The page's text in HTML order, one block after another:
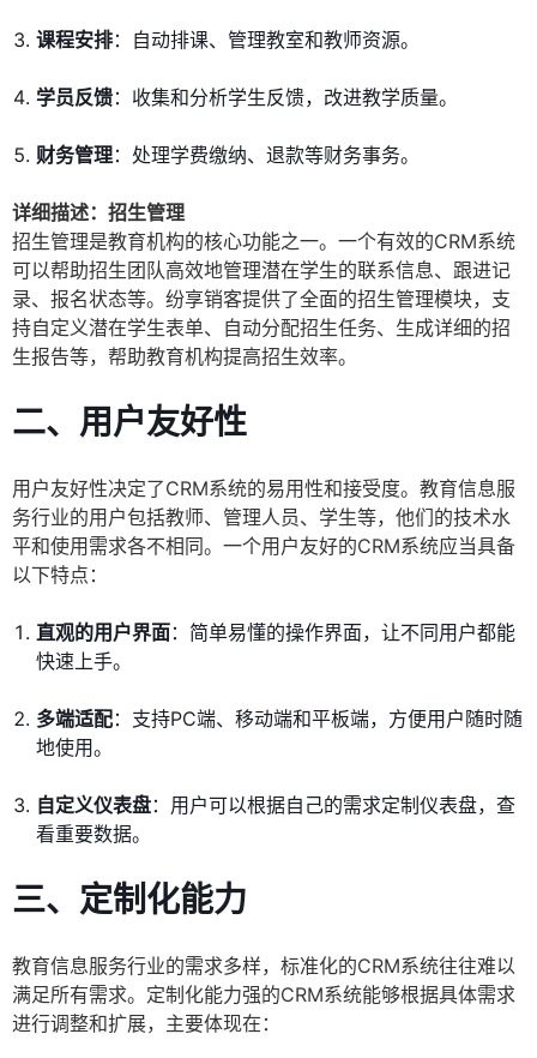
课程安排：自动排课、管理教室和教师资源。
学员反馈：收集和分析学生反馈，改进教学质量。
财务管理：处理学费缴纳、退款等财务事务。
详细描述：招生管理
招生管理是教育机构的核心功能之一。一个有效的CRM系统
可以帮助招生团队高效地管理潜在学生的联系信息、跟进记
录、报名状态等。纷享销客提供了全面的招生管理模块，支
持自定义潜在学生表单、自动分配招生任务、生成详细的招
生报告等，帮助教育机构提高招生效率。
二、用户友好性
用户友好性决定了CRM系统的易用性和接受度。教育信息服
务行业的用户包括教师、管理人员、学生等，他们的技术水
平和使用需求各不相同。一个用户友好的CRM系统应当具备
以下特点：
直观的用户界面：简单易懂的操作界面，让不同用户都能
快速上手。
多端适配：支持PC端、移动端和平板端，方便用户随时随
地使用。
自定义仪表盘：用户可以根据自己的需求定制仪表盘，查
看重要数据。
三、定制化能力
教育信息服务行业的需求多样，标准化的CRM系统往往难以
满足所有需求。定制化能力强的CRM系统能够根据具体需求
进行调整和扩展，主要体现在：